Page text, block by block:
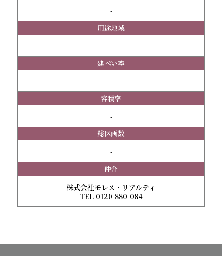
-
用途地域
-
建ぺい率
-
容積率
-
総区画数
-
仲介
株式会社モレス・リアルティ
TEL 0120-880-084